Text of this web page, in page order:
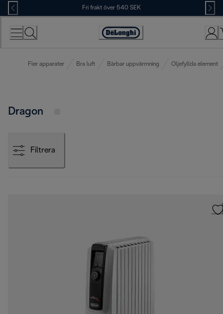
Skip
to
Content
Fri frakt över 540 SEK
Accessibility
Fler apparater Bra luft Bärbar uppvärmning Oljefyllda element
Dragon
Filtrera